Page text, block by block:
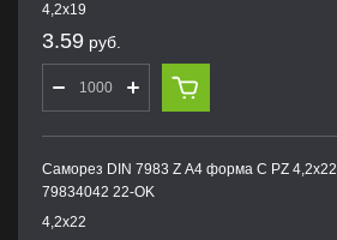
4,2х19
3.59 руб.
Саморез DIN 7983 Z А4 форма С PZ 4,2х22
79834042 22-OK
4,2х22